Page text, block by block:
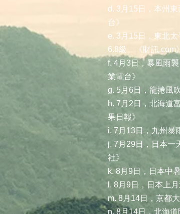
d. 3月15日，本州
台》
e. 3月15日，東北
6.8級。《財訊.com
f. 4月3日，暴風雨
業電台》
g. 5月6日，龍捲風
h. 7月2日，北海道
果日報》
i. 7月13日，九州暴
j. 7月29日，日本一
社》
k. 8月9日，日本中
l. 8月9日，日本上
m. 8月14日，京都
n. 8月14日，北海道